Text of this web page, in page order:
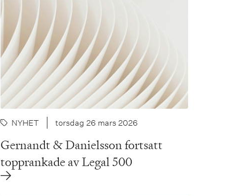
NYHET torsdag 26 mars 2026
Gernandt & Danielsson fortsatt
topprankade av Legal 500